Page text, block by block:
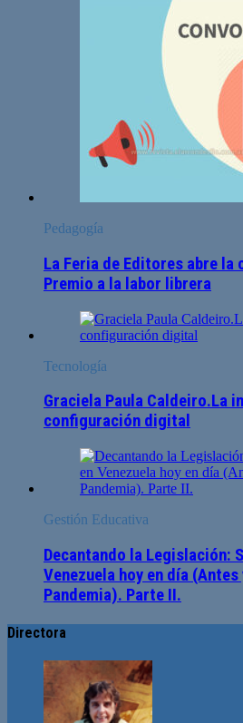
Pedagogía
La Feria de Editores abre la
Premio a la labor librera
Tecnología
Graciela Paula Caldeiro.La
configuración digital
Gestión Educativa
Decantando la Legislación:
Venezuela hoy en día (Antes
Pandemia). Parte II.
Directora